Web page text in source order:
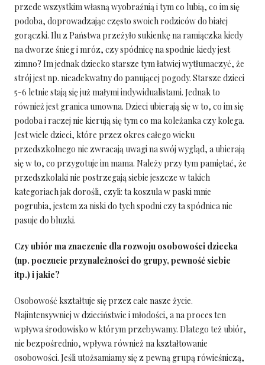
przede wszystkim własną wyobraźnią i tym co lubią, co im się
podoba, doprowadzając często swoich rodziców do białej
gorączki. Ilu z Państwa przeżyło sukienkę na ramiączka kiedy
na dworze śnieg i mróz, czy spódnicę na spodnie kiedy jest
zimno? Im jednak dziecko starsze tym łatwiej wytłumaczyć, że
strój jest np. nieadekwatny do panującej pogody. Starsze dzieci
5-6 letnie stają się już małymi indywidualistami. Jednak to
również jest granica umowna. Dzieci ubierają się w to, co im się
podoba i raczej nie kierują się tym co ma koleżanka czy kolega.
Jest wiele dzieci, które przez okres całego wieku
przedszkolnego nie zwracają uwagi na swój wygląd, a ubierają
się w to, co przygotuje im mama. Należy przy tym pamiętać, że
przedszkolaki nie postrzegają siebie jeszcze w takich
kategoriach jak dorośli, czyli: ta koszula w paski mnie
pogrubia, jestem za niski do tych spodni czy ta spódnica nie
pasuje do bluzki.
Czy ubiór ma znaczenie dla rozwoju osobowości dziecka
(np. poczucie przynależności do grupy, pewność siebie
itp.) i jakie?
Osobowość kształtuje się przez całe nasze życie.
Najintensywniej w dzieciństwie i młodości, a na proces ten
wpływa środowisko w którym przebywamy. Dlatego też ubiór,
nie bezpośrednio, wpływa również na kształtowanie
osobowości. Jeśli utożsamiamy się z pewną grupą rówieśniczą,